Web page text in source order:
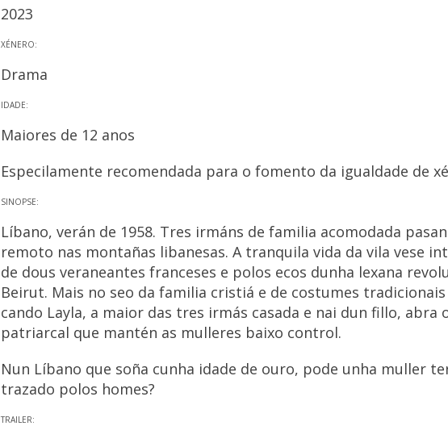
2023
XÉNERO:
Drama
IDADE:
Maiores de 12 anos
Especilamente recomendada para o fomento da igualdade de
SINOPSE:
Líbano, verán de 1958. Tres irmáns de familia acomodada
remoto nas montañas libanesas. A tranquila vida da vila vese
de dous veraneantes franceses e polos ecos dunha lexana
Beirut. Mais no seo da familia cristiá e de costumes
cando Layla, a maior das tres irmás casada e nai dun fillo, abra
patriarcal que mantén as mulleres baixo control.
Nun Líbano que soña cunha idade de ouro, pode unha muller
trazado polos homes?
TRAILER: